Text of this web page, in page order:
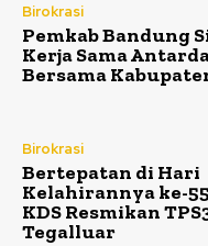
Birokrasi
Pemkab Bandung
Kerja Sama
Bersama
Birokrasi
Bertepatan di Hari
Kelahirannya ke-
KDS Resmikan
Tegalluar